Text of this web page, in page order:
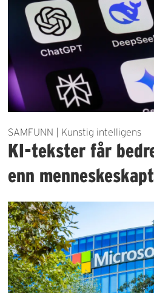
SAMFUNN | Kunstig intelligens
KI-tekster får
enn